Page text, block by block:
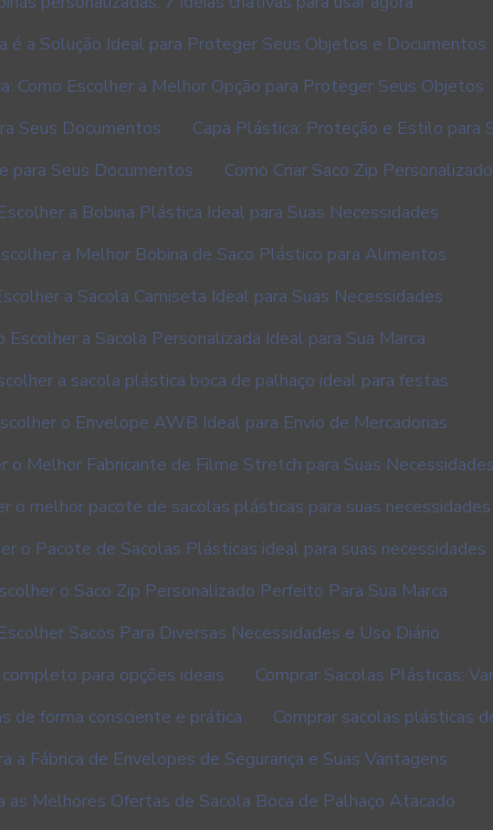
é a Solução Ideal para Proteger Seus Objetos e Documentos
Como Escolher a Melhor Opção para Proteger Seus Objetos
Seus Documentos
Capa Plástica: Proteção e Estilo para
para Seus Documentos
Como Criar Saco Zip
a Bobina Plástica Ideal para Suas Necessidades
a Melhor Bobina de Saco Plástico para Alimentos
a Sacola Camiseta Ideal para Suas Necessidades
Escolher a Sacola Personalizada Ideal para Sua Marca
a sacola plástica boca de palhaço ideal para festas
o Envelope AWB Ideal para Envio de Mercadorias
o Melhor Fabricante de Filme Stretch para Suas Necessidades
o melhor pacote de sacolas plásticas para suas necessidades
o Pacote de Sacolas Plásticas ideal para suas necessidades
o Saco Zip Personalizado Perfeito Para Sua Marca
Sacos Para Diversas Necessidades e Uso Diário
para opções ideais
Comprar Sacolas Plásticas:
de forma consciente e prática
Comprar sacolas plásticas
a Fábrica de Envelopes de Segurança e Suas Vantagens
as Melhores Ofertas de Sacola Boca de Palhaço Atacado